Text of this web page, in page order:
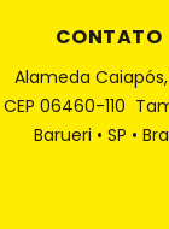
CONTATO
Alameda
CEP 06460-110
Barueri • SP •